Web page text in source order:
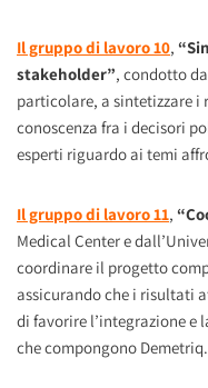
Il gruppo di lavoro 10,
stakeholder”, condotto
particolare, a sintetizzare
conoscenza fra i decisori
esperti riguardo ai temi
Il gruppo di lavoro 11,
Medical Center e
coordinare il progetto
assicurando che i risultati
di favorire l’integrazione e
che compongono Demetriq.